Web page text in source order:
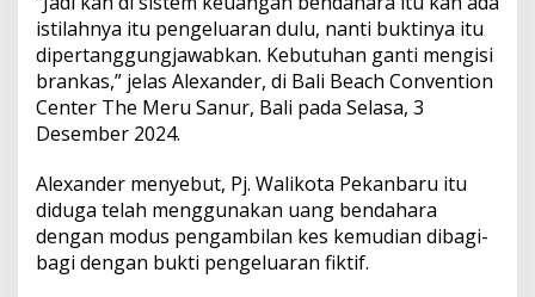
g
u
t
a
n
d
i
K
a
d
i
istilahnya itu pengeluaran dulu, nanti buktinya itu
dipertanggungjawabkan. Kebutuhan ganti mengisi
brankas,” jelas Alexander, di Bali Beach Convention
Center The Meru Sanur, Bali pada Selasa, 3
Desember 2024.
Alexander menyebut, Pj. Walikota Pekanbaru itu
diduga telah menggunakan uang bendahara
dengan modus pengambilan kes kemudian dibagi-
bagi dengan bukti pengeluaran fiktif.